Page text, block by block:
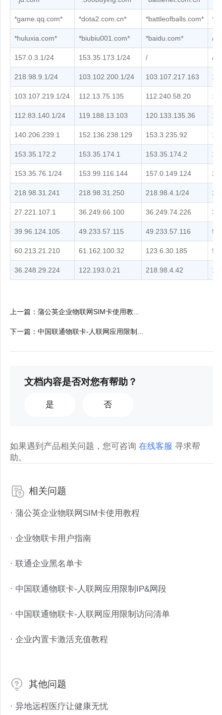
*game.qq.com* *dota2.com.cn* *battleofballs.com*
*huluxia.com* *biubiu001.com* *baidu.com* /
157.0.3.1/24 153.35.173.1/24 / /
218.98.9.1/24 103.102.200.1/24 103.107.217.163
103.107.219.1/24 112.13.75.135 112.240.58.20
112.83.140.1/24 119.188.13.103 120.133.135.36
140.206.239.1 152.136.238.129 153.3.235.92
153.35.172.2 153.35.174.1 153.35.174.2
153.35.76.1/24 153.99.116.144 157.0.149.124
218.98.31.241 218.98.31.250 218.98.4.1/24
27.221.107.1 36.249.66.100 36.249.74.226
39.96.124.105 49.233.57.115 49.233.57.116
60.213.21.210 61.162.100.32 123.6.30.185
36.248.29.224 122.193.0.21 218.98.4.42
上一篇 ：蒲公英企业物联网SIM卡使用教...
下一篇 ：中国联通物联卡-人联网应用限制...
文档内容是否对您有帮助？
是 否
如果遇到产品相关问题，您可咨询在线客服 寻求帮
助。
相关问题
· 蒲公英企业物联网SIM卡使用教程
· 企业物联卡用户指南
· 联通企业黑名单卡
· 中国联通物联卡-人联网应用限制IP&网段
· 中国联通物联卡-人联网应用限制访问清单
· 企业内置卡激活充值教程
其他问题
· 异地远程医疗让健康无忧